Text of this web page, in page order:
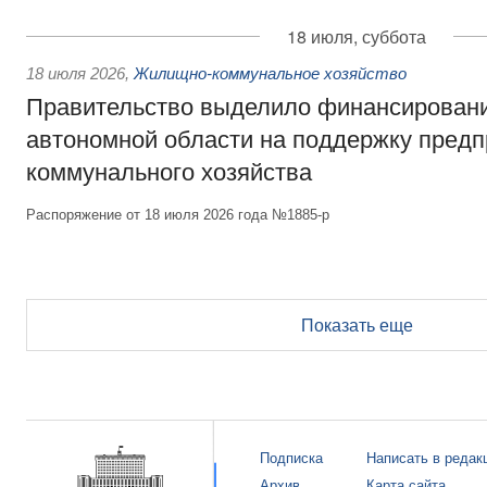
18 июля, суббота
18 июля 2026, Жилищно-коммунальное хозяйство
Правительство выделило
автономной области на поддержку
коммунального хозяйства
Распоряжение от 18 июля 2026 года №1885-р
Показать еще
Подписка
Написать в